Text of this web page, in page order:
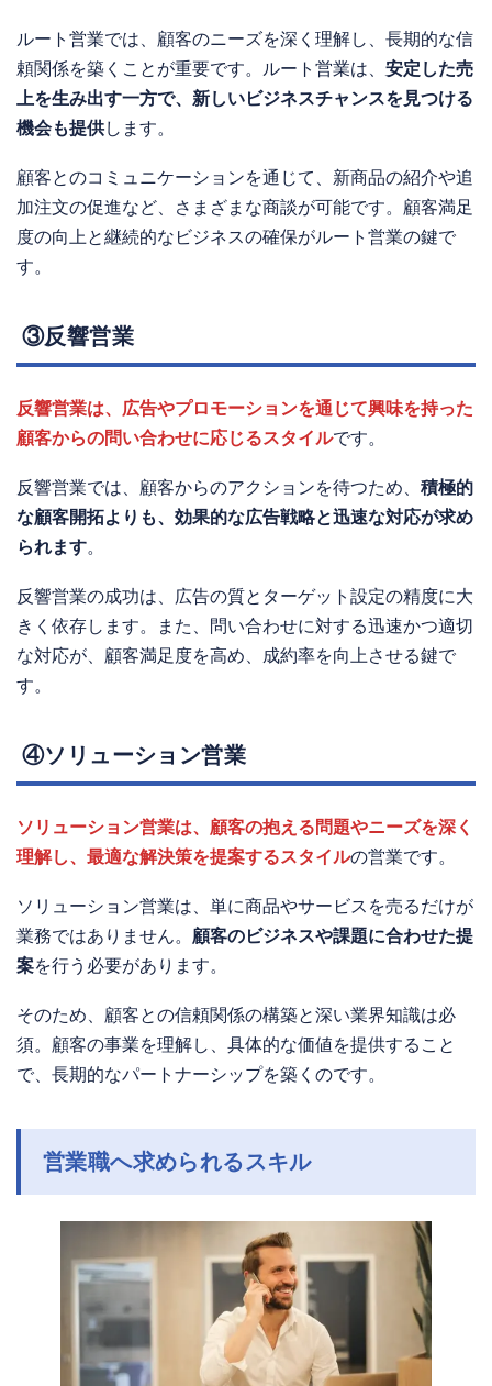
ルート営業では、顧客のニーズを深く理解し、長期的な信
頼関係を築くことが重要です。ルート営業は、 安定した売
上を生み出す一方で、新しいビジネスチャンスを見つける
機会も提供します。
顧客とのコミュニケーションを通じて、新商品の紹介や追
加注文の促進など、さまざまな商談が可能です。顧客満足
度の向上と継続的なビジネスの確保がルート営業の鍵で
す。
③反響営業
反響営業は、広告やプロモーションを通じて興味を持った
顧客からの問い合わせに応じるスタイルです。
反響営業では、顧客からのアクションを待つため、 積極的
な顧客開拓よりも、効果的な広告戦略と迅速な対応が求め
られます。
反響営業の成功は、広告の質とターゲット設定の精度に大
きく依存します。また、問い合わせに対する迅速かつ適切
な対応が、顧客満足度を高め、成約率を向上させる鍵で
す。
④ソリューション営業
ソリューション営業は、顧客の抱える問題やニーズを深く
理解し、最適な解決策を提案するスタイルの営業です。
ソリューション営業は、単に商品やサービスを売るだけが
業務ではありません。 顧客のビジネスや課題に合わせた提
案を行う必要があります。
そのため、顧客との信頼関係の構築と深い業界知識は必
須。顧客の事業を理解し、具体的な価値を提供すること
で、長期的なパートナーシップを築くのです。
営業職へ求められるスキル